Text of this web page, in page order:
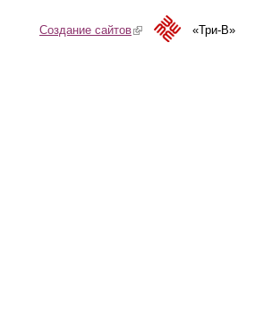
Создание сайтов(link is external)«Три-В»